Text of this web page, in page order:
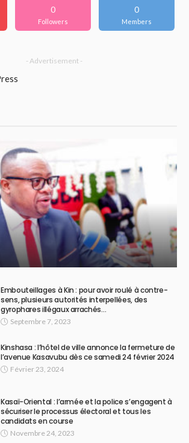
0
Followers
0
Members
- Advertisement -
Embouteillages à Kin : pour avoir roulé à contre-
sens, plusieurs autorités interpellées, des
gyrophares illégaux arrachés…
Septembre 7, 2023
Kinshasa : l’hôtel de ville annonce la fermeture de
l’avenue Kasavubu dès ce samedi 24 février 2024
Février 23, 2024
Kasaï-Oriental : l’armée et la police s’engagent à
sécuriser le processus électoral et tous les
candidats en course
Novembre 24, 2023